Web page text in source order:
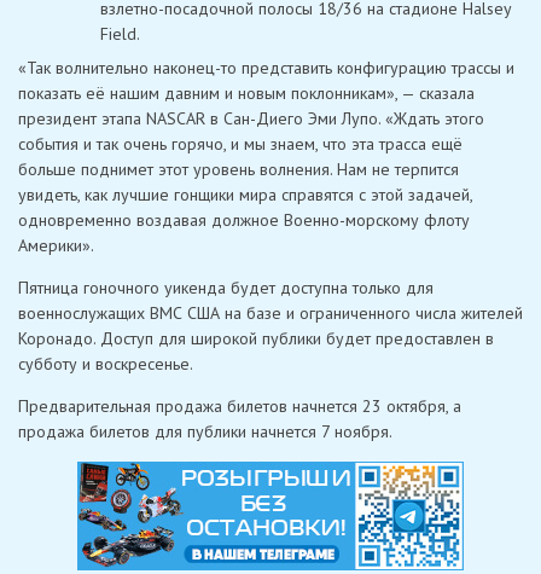
взлетно-посадочной полосы 18/36 на стадионе Halsey
Field.
«Так волнительно наконец-то представить конфигурацию трассы и
показать её нашим давним и новым поклонникам», — сказала
президент этапа NASCAR в Сан-Диего Эми Лупо. «Ждать этого
события и так очень горячо, и мы знаем, что эта трасса ещё
больше поднимет этот уровень волнения. Нам не терпится
увидеть, как лучшие гонщики мира справятся с этой задачей,
одновременно воздавая должное Военно-морскому флоту
Америки».
Пятница гоночного уикенда будет доступна только для
военнослужащих ВМС США на базе и ограниченного числа жителей
Коронадо. Доступ для широкой публики будет предоставлен в
субботу и воскресенье.
Предварительная продажа билетов начнется 23 октября, а
продажа билетов для публики начнется 7 ноября.